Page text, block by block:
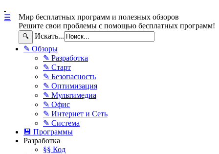
Мир бесплатных программ и полезных обзоров
Решите свои проблемы с помощью бесплатных программ!
🔍 Искать...
☰
✎ Обзоры
✎ Разработка
✎ Старт
✎ Безопасность
✎ Оптимизация
✎ Мультимедиа
✎ Офис
✎ Интернет и Сеть
✎ Система
💾 Программы
Разработка
§§ Код